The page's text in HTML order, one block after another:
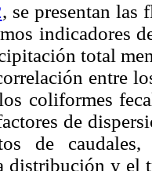
, se presentan las
indicadores
total
entre
coliformes
de
de
distribución y el